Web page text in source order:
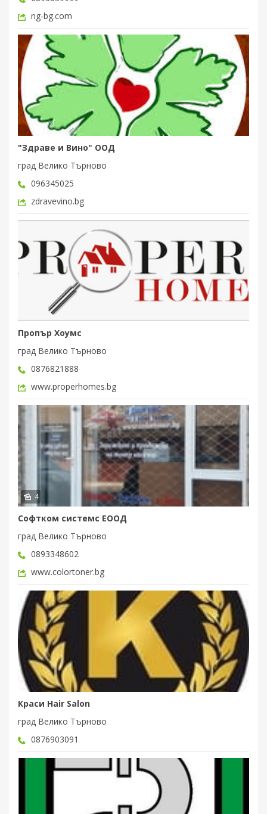
ng-bg.com
"Здраве и Вино" ООД
град Велико Търново
096345025
zdravevino.bg
Пропър Хоумс
град Велико Търново
0876821888
www.properhomes.bg
4
Софтком системс ЕООД
град Велико Търново
0893348602
www.colortoner.bg
Краси Hair Salon
град Велико Търново
0876903091